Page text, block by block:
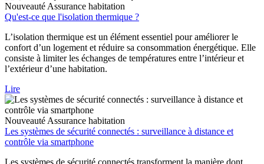
Nouveauté Assurance habitation
Qu'est-ce que l'isolation thermique ?
L’isolation thermique est un élément essentiel pour améliorer le
confort d’un logement et réduire sa consommation énergétique. Elle
consiste à limiter les échanges de températures entre l’intérieur et
l’extérieur d’une habitation.
Lire
Nouveauté Assurance habitation
Les systèmes de sécurité connectés : surveillance à distance et
contrôle via smartphone
Les systèmes de sécurité connectés transforment la manière dont